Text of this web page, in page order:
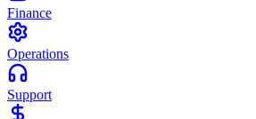
Finance
Operations
Support